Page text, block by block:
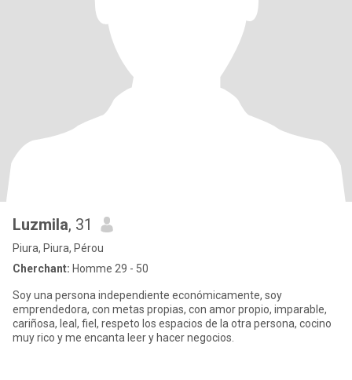
Luzmila, 31
Piura, Piura, Pérou
Cherchant: Homme 29 - 50
Soy una persona independiente económicamente, soy
emprendedora, con metas propias, con amor propio, imparable,
cariñosa, leal, fiel, respeto los espacios de la otra persona, cocino
muy rico y me encanta leer y hacer negocios.